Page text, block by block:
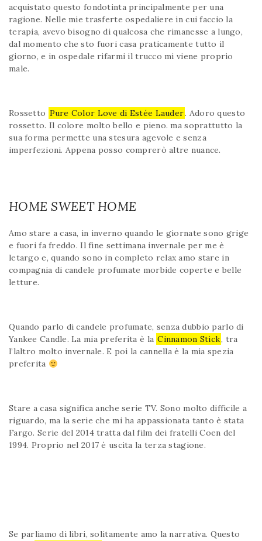
acquistato questo fondotinta principalmente per una
ragione. Nelle mie trasferte ospedaliere in cui faccio la
terapia, avevo bisogno di qualcosa che rimanesse a lungo,
dal momento che sto fuori casa praticamente tutto il
giorno, e in ospedale rifarmi il trucco mi viene proprio
male.
Rossetto Pure Color Love di Estée Lauder. Adoro questo
rossetto. Il colore molto bello e pieno. ma soprattutto la
sua forma permette una stesura agevole e senza
imperfezioni. Appena posso comprerò altre nuance.
HOME SWEET HOME
Amo stare a casa, in inverno quando le giornate sono grige
e fuori fa freddo. Il fine settimana invernale per me è
letargo e, quando sono in completo relax amo stare in
compagnia di candele profumate morbide coperte e belle
letture.
Quando parlo di candele profumate, senza dubbio parlo di
Yankee Candle. La mia preferita è la Cinnamon Stick, tra
l’laltro molto invernale. E poi la cannella è la mia spezia
preferita
Stare a casa significa anche serie TV. Sono molto difficile a
riguardo, ma la serie che mi ha appassionata tanto è stata
Fargo. Serie del 2014 tratta dal film dei fratelli Coen del
1994. Proprio nel 2017 è uscita la terza stagione.
Se parliamo di libri, solitamente amo la narrativa. Questo